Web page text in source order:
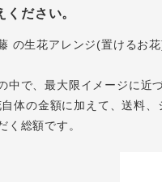
ください。
の生花アレンジ(置けるお
中で、最大限イメージに近
体の金額に加えて、送料、
く総額です。